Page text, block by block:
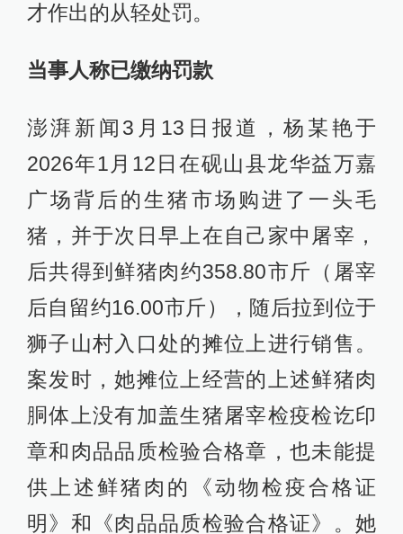
才作出的从轻处罚。
当事人称已缴纳罚款
澎湃新闻3月13日报道，杨某艳于
2026年1月12日在砚山县龙华益万嘉
广场背后的生猪市场购进了一头毛
猪，并于次日早上在自己家中屠宰，
后共得到鲜猪肉约358.80市斤（屠宰
后自留约16.00市斤），随后拉到位于
狮子山村入口处的摊位上进行销售。
案发时，她摊位上经营的上述鲜猪肉
胴体上没有加盖生猪屠宰检疫检讫印
章和肉品品质检验合格章，也未能提
供上述鲜猪肉的《动物检疫合格证
明》和《肉品品质检验合格证》。她